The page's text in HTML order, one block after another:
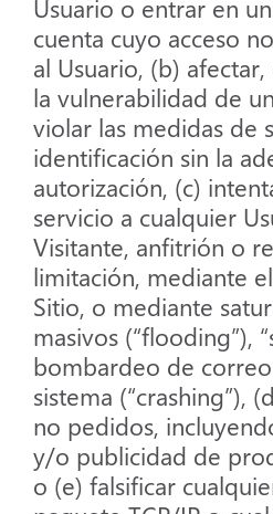
Usuario o entrar en
cuenta cuyo acceso
al Usuario, (b)
la vulnerabilidad de
violar las medidas de
identificación sin la
autorización, (c)
servicio a cualquier
Visitante, anfitrión o
limitación, mediante
Sitio, o mediante
masivos (“flooding”),
bombardeo de
sistema (“crashing”),
no pedidos,
y/o publicidad de
o (e) falsificar